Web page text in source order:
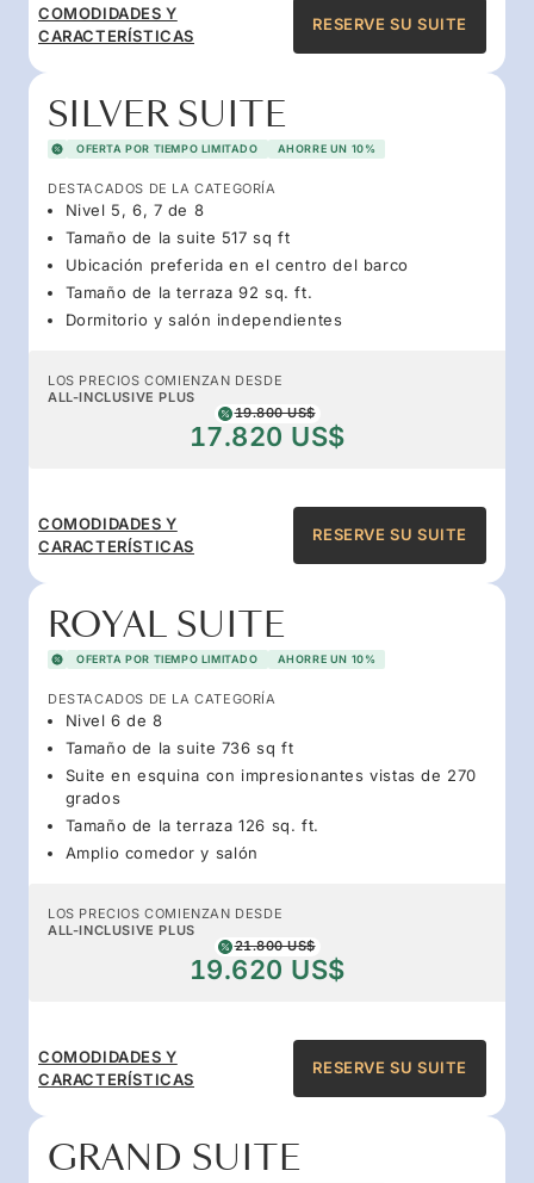
COMODIDADES Y
CARACTERÍSTICAS
RESERVE SU SUITE
SILVER SUITE
OFERTA POR TIEMPO LIMITADO AHORRE UN 10%
DESTACADOS DE LA CATEGORÍA
Nivel 5, 6, 7 de 8
Tamaño de la suite 517 sq ft
Ubicación preferida en el centro del barco
Tamaño de la terraza 92 sq. ft.
Dormitorio y salón independientes
LOS PRECIOS COMIENZAN DESDE
ALL-INCLUSIVE PLUS
19.800 US$
17.820 US$
COMODIDADES Y
CARACTERÍSTICAS
RESERVE SU SUITE
ROYAL SUITE
OFERTA POR TIEMPO LIMITADO AHORRE UN 10%
DESTACADOS DE LA CATEGORÍA
Nivel 6 de 8
Tamaño de la suite 736 sq ft
Suite en esquina con impresionantes vistas de 270
grados
Tamaño de la terraza 126 sq. ft.
Amplio comedor y salón
LOS PRECIOS COMIENZAN DESDE
ALL-INCLUSIVE PLUS
21.800 US$
19.620 US$
COMODIDADES Y
CARACTERÍSTICAS
RESERVE SU SUITE
GRAND SUITE